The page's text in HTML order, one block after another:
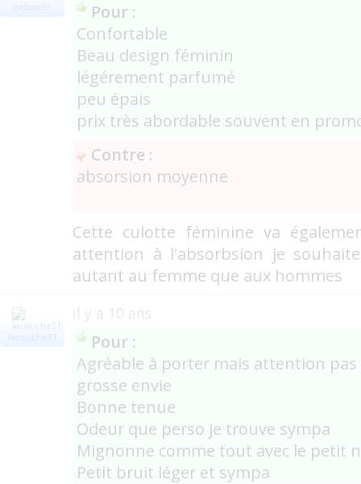
bebeeric
Pour :
Confortable
Beau design féminin
légérement parfumé
peu épais
prix très abordable souvent en
Contre :
absorsion moyenne
Cette culotte féminine va
attention à l'absorbsion je
autant au femme que aux hommes
lacouche21
il y a 10 ans
Pour :
Agréable à porter mais attention
grosse envie
Bonne tenue
Odeur que perso je trouve sympa
Mignonne comme tout avec le petit
Petit bruit léger et sympa